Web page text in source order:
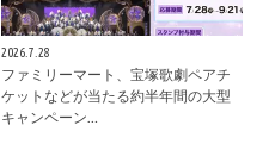
2026.7.28
ファミリーマート、宝塚歌劇ペアチ
ケットなどが当たる約半年間の大型
キャンペーン…